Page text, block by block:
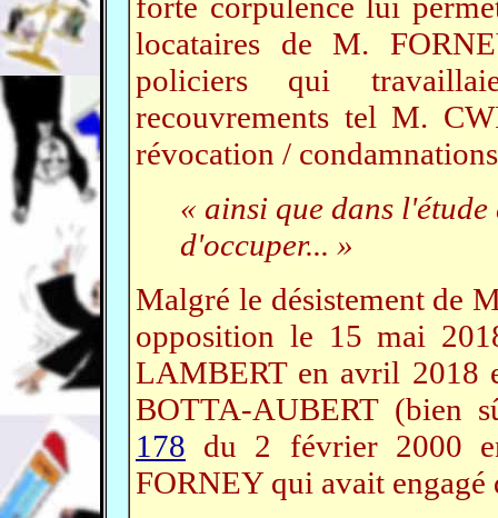
locataires de M.
policiers qui
recouvrements tel M.
révocation /
« ainsi que dans
d'occuper... »
Malgré le désistement de
opposition le 15 mai
LAMBERT en avril 2018
BOTTA-AUBERT (bien
178 du 2 février 2000
FORNEY qui avait engagé